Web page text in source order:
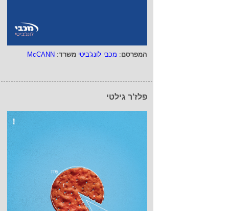
המפרסם: מכבי לונג'ביטי משרד:
McCANN
פלז'ר גילטי